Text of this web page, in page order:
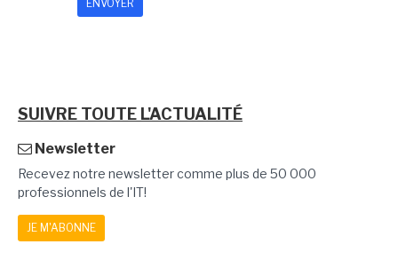
SUIVRE TOUTE L'ACTUALITÉ
Newsletter
Recevez notre newsletter comme plus de 50 000
professionnels de l'IT!
JE M'ABONNE